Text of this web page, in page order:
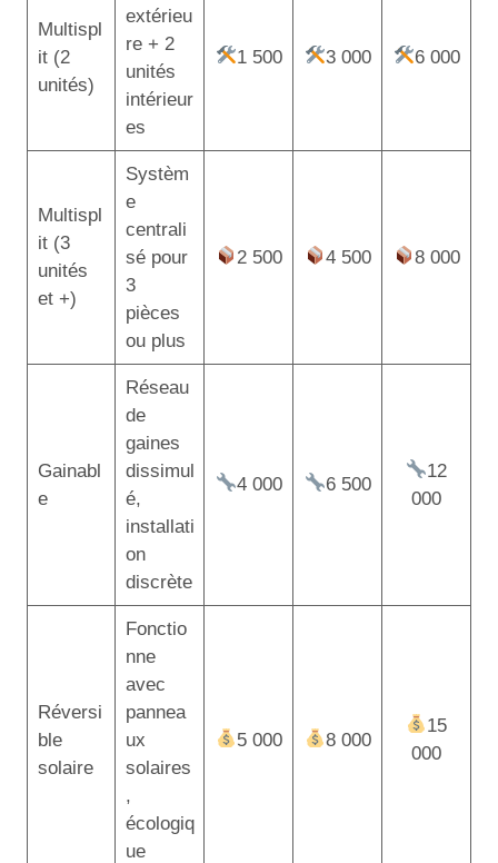
Multispl
it (2
unités)
extérieu
re + 2
unités
intérieur
es
1 500 3 000 6 000
Multispl
it (3
unités
et +)
Systèm
e
centrali
sé pour
3
pièces
ou plus
2 500 4 500 8 000
Gainabl
e
Réseau
de
gaines
dissimul
é,
installati
on
discrète
4 000 6 500
12
000
Réversi
ble
solaire
Fonctio
nne
avec
pannea
ux
solaires
,
écologiq
ue
5 000 8 000
15
000